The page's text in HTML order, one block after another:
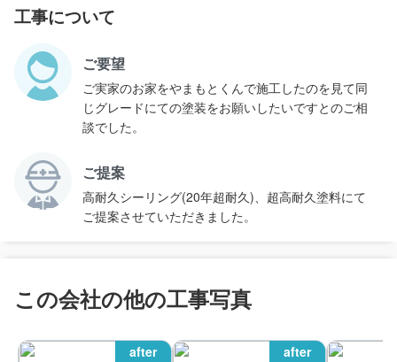
工事について
ご要望
ご実家のお家をやまもとくんで施工したのを見て同
じグレードにての塗装をお願いしたいですとのご相
談でした。
ご提案
高耐久シーリング(20年超耐久)、超高耐久塗料にて
ご提案させていただきました。
この会社の他の工事写真
after after